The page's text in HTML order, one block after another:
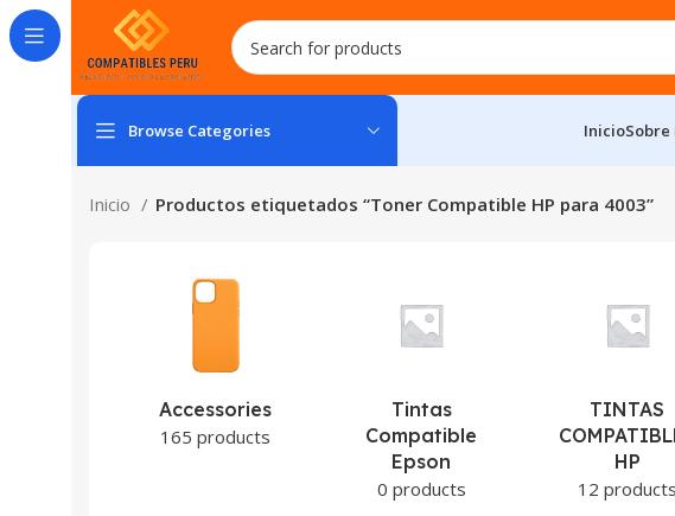
Browse Categories InicioSobre
Inicio Productos etiquetados “Toner Compatible HP para 4003”
Accessories
165 products
Tintas
Compatible
Epson
0 products
TINTAS
HP
12 products